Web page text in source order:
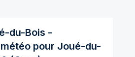
du-Bois -
pour Joué-du-